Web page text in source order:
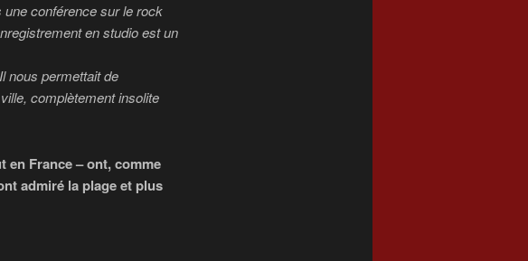
conférence sur le rock
en studio est un
nous permettait de
complètement insolite
en France – ont, comme
admiré la plage et plus